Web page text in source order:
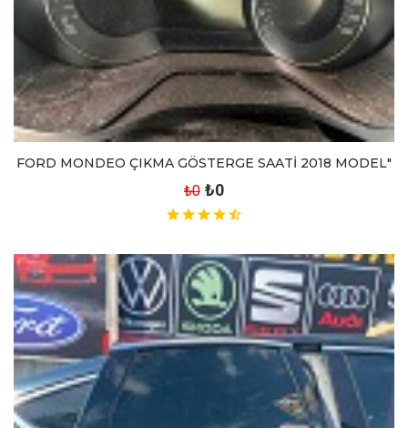
FORD MONDEO ÇIKMA GÖSTERGE SAATİ 2018 MODEL"
₺0 ₺0